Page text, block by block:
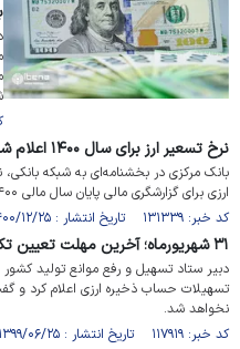
نرخ تسعیر ارز برای سال ۱۴۰۰ اعلام شد
بانک مرکزی در بخشنامه‌ای به شبکه
ارزی برای گزارشگری مالی پایان سال مالی ۱۴۰۰ را اعلام کرد.
کد خبر: ۱۳۱۳۳۹ تاریخ انتشار : ۱۴۰۰/۱۲/۲۵
۳۱ شهریورماه؛ آخرین مهلت تعیین تکلیف بدهی ارزی
تسهیلات حساب ذخیره ارزی اعلام کرد و
نخواهد شد.
کد خبر: ۱۱۷۹۱۹ تاریخ انتشار : ۱۳۹۹/۰۶/۲۵